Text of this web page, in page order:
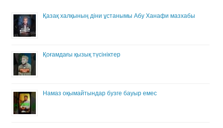
Қазақ халқының діни ұстанымы Абу Ханафи мазхабы
Қоғамдағы қызық түсініктер
Намаз оқымайтындар бузге бауыр емес